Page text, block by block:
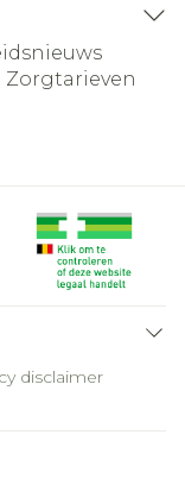
Zorgtarieven
disclaimer